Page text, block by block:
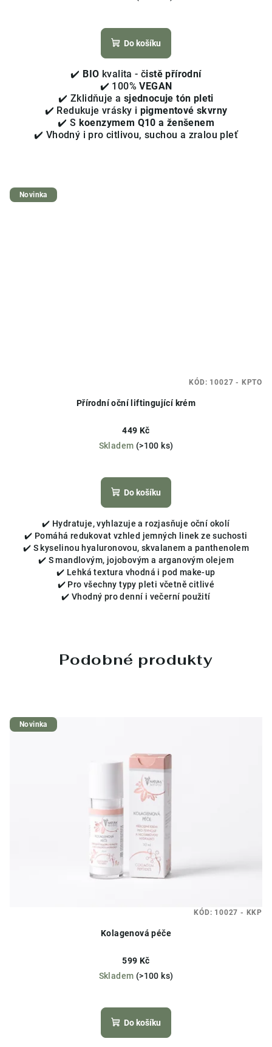
hodnocení
produktu
z
5
hvězdiček.
Do košíku
✔️ BIO kvalita - čistě přírodní
✔️ 100%VEGAN
✔️ Zklidňuje a sjednocuje tón pleti
✔️ Redukuje vrásky i pigmentové skvrny
✔️ S koenzymem Q10 a ženšenem
✔️ Vhodný i pro citlivou, suchou a zralou pleť
Novinka
Přírodní oční liftingující krém
449 Kč
Skladem (>100 ks)
Do košíku
✔️ Hydratuje, vyhlazuje a rozjasňuje oční okolí
✔️ Pomáhá redukovat vzhled jemných linek ze suchosti
✔️ S kyselinou hyaluronovou, skvalanem a panthenolem
✔️ S mandlovým, jojobovým a arganovým olejem
✔️ Lehká textura vhodná i pod make-up
✔️ Pro všechny typy pleti včetně citlivé
✔️ Vhodný pro denní i večerní použití
KÓD: 10027 - KPTO
Podobné produkty
Novinka
Kolagenová péče
599 Kč
Skladem (>100 ks)
hodnocení
produktu
Do košíku
KÓD: 10027 - KKP